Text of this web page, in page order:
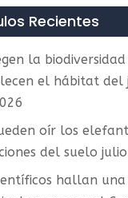
Recientes
la biodiversidad
el hábitat del
oír los
del suelo
hallan